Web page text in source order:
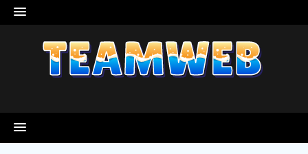
Skip
to